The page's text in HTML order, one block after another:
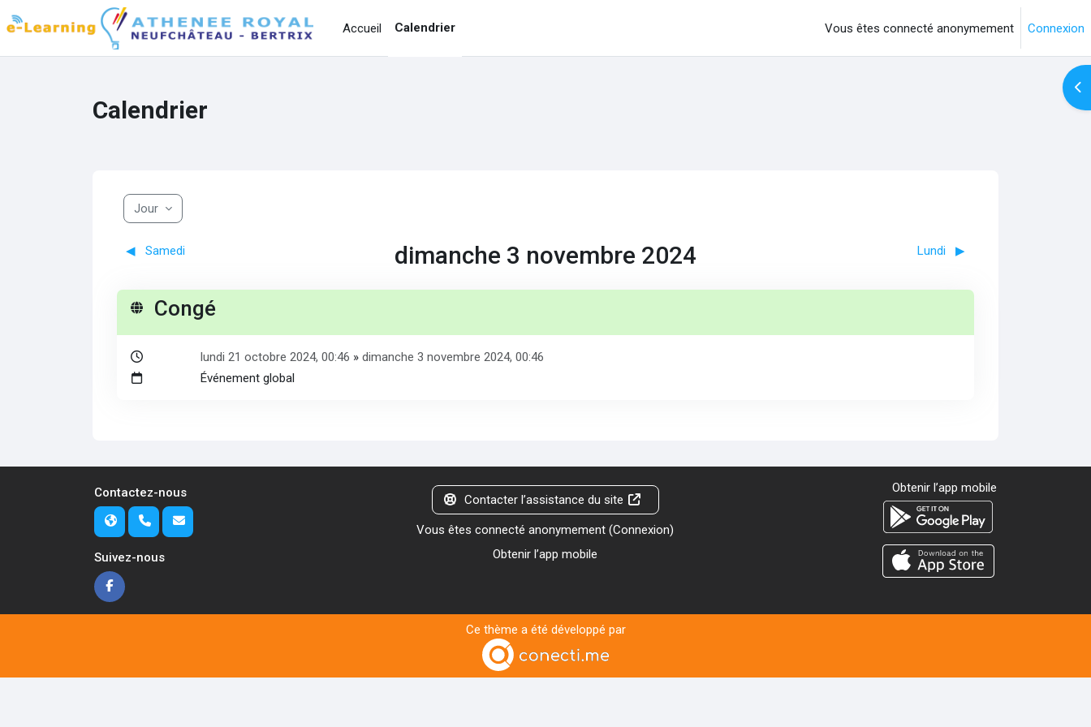
Passer au contenu principal
Accueil
Calendrier Vous êtes connecté anonymement Connexion
Calendrier
Jour
◀︎ Samedi dimanche 3 novembre 2024 Lundi ▶︎
Congé
lundi 21 octobre 2024, 00:46 » dimanche 3 novembre 2024, 00:46
Événement global
Contactez-nous
Suivez-nous
Contacter l’assistance du site
Vous êtes connecté anonymement (Connexion)
Obtenir l’app mobile
Obtenir l’app mobile
Ce thème a été développé par